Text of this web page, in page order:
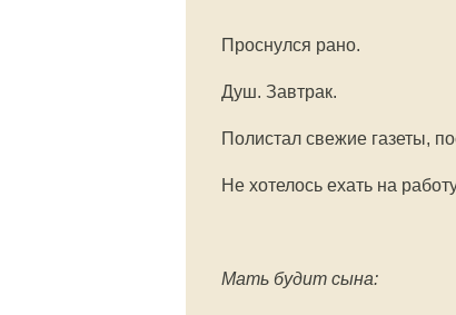
Проснулся рано.
Душ. Завтрак.
Полистал свежие газеты,
Не хотелось ехать на
Мать будит сына: